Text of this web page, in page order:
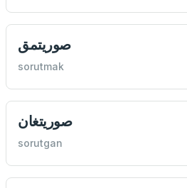
صوريتمق
sorutmak
صوريتغان
sorutgan